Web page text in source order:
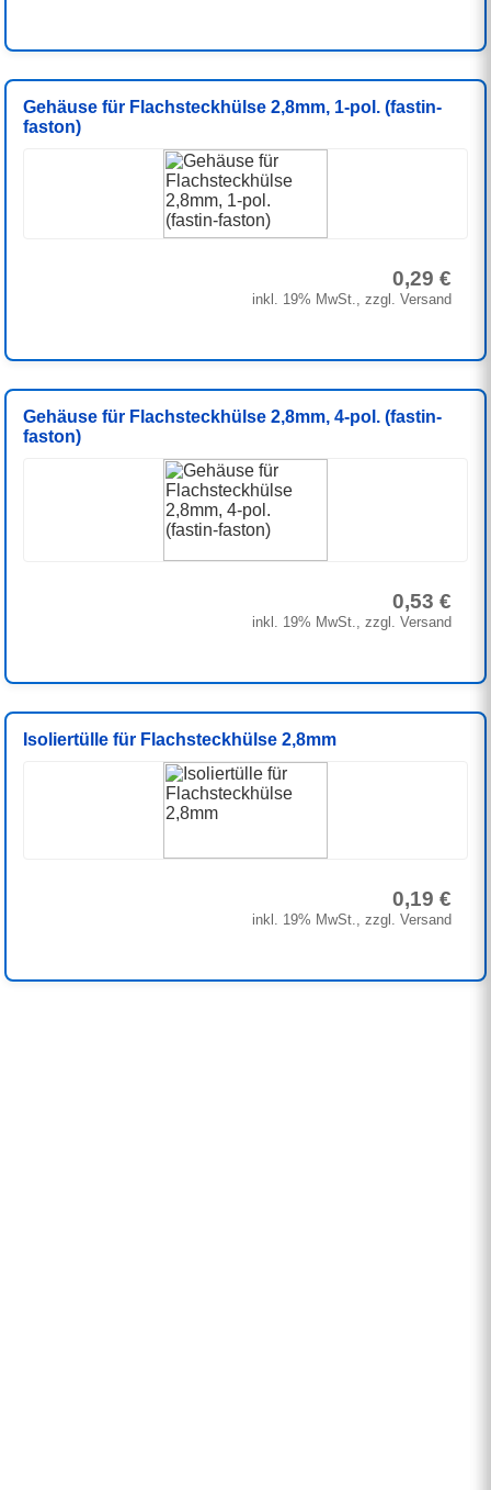
Gehäuse für Flachsteckhülse 2,8mm, 1-pol. (fastin-
faston)
0,29 €
inkl. 19% MwSt., zzgl. Versand
Gehäuse für Flachsteckhülse 2,8mm, 4-pol. (fastin-
faston)
0,53 €
inkl. 19% MwSt., zzgl. Versand
Isoliertülle für Flachsteckhülse 2,8mm
0,19 €
inkl. 19% MwSt., zzgl. Versand